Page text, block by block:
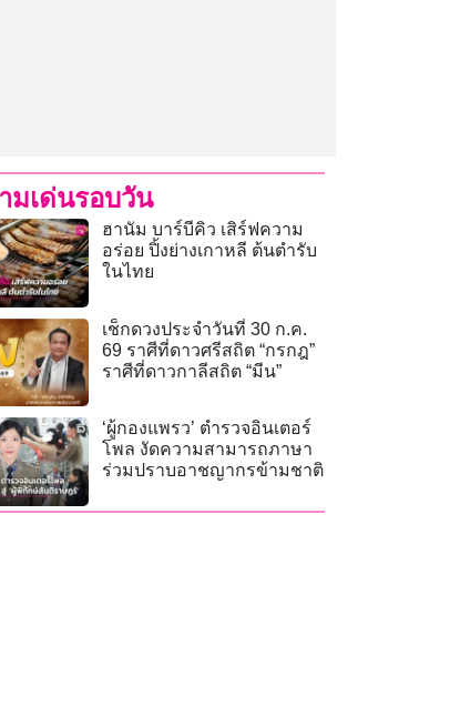
มเด่นรอบวัน
ฮานัม บาร์บีคิว เสิร์ฟความ
อร่อย ปิ้งย่างเกาหลี ต้นตำรับ
ในไทย
เช็กดวงประจำวันที่ 30 ก.ค.
69 ราศีที่ดาวศรีสถิต “กรกฎ”
ราศีที่ดาวกาลีสถิต “มีน”
‘ผู้กองแพรว’ ตำรวจอินเตอร์
โพล งัดความสามารถภาษา
ร่วมปราบอาชญากรข้ามชาติ